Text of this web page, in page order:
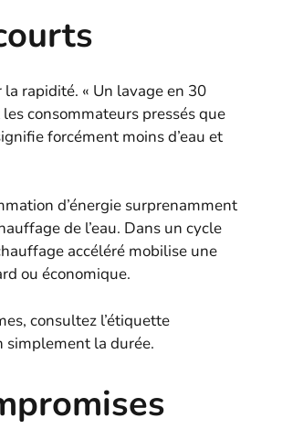
rapidité. « Un lavage en 30
consommateurs pressés que
forcément moins d’eau et
d’énergie surprenamment
de l’eau. Dans un cycle
accéléré mobilise une
ou économique.
consultez l’étiquette
simplement la durée.